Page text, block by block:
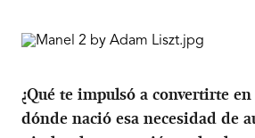
¿Qué te impulsó a convertirte en
dónde nació esa necesidad de